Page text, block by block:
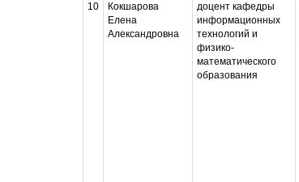
10
Кокшарова
Елена
Александровна
доцент кафедры
информационных
технологий и
физико-
математического
образования